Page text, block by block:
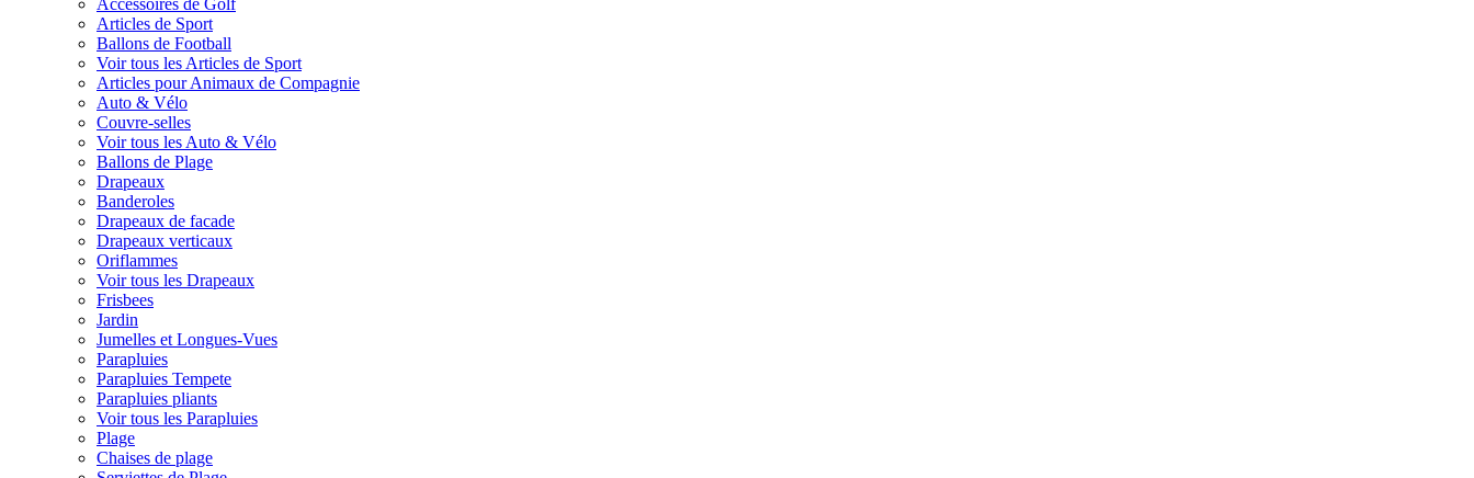
Accessoires de Golf
Articles de Sport
Ballons de Football
Voir tous les Articles de Sport
Articles pour Animaux de Compagnie
Auto & Vélo
Couvre-selles
Voir tous les Auto & Vélo
Ballons de Plage
Drapeaux
Banderoles
Drapeaux de facade
Drapeaux verticaux
Oriflammes
Voir tous les Drapeaux
Frisbees
Jardin
Jumelles et Longues-Vues
Parapluies
Parapluies Tempete
Parapluies pliants
Voir tous les Parapluies
Plage
Chaises de plage